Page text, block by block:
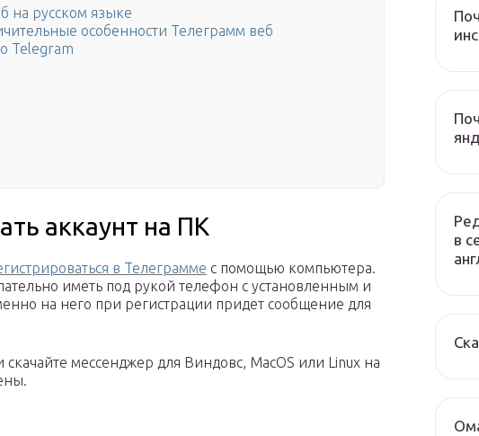
на русском языке
особенности Телеграмм веб
Telegram
аккаунт на ПК
в Телеграмме с помощью компьютера.
иметь под рукой телефон с установленным и
на него при регистрации придет сообщение для
мессенджер для Виндовс, MacOS или Linux на
в